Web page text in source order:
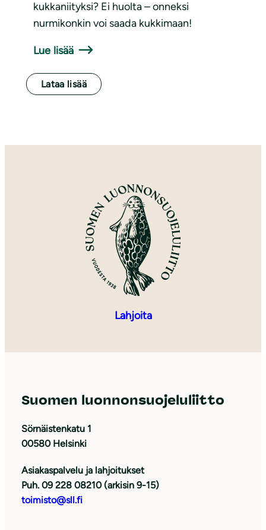
kukkaniityksi? Ei huolta – onneksi
nurmikonkin voi saada kukkimaan!
Lue lisää
Lataa lisää
Lahjoita
Suomen luonnonsuojeluliitto
Sörnäistenkatu 1
00580 Helsinki
Asiakaspalvelu ja lahjoitukset
Puh. 09 228 08210 (arkisin 9-15)
toimisto@sll.fi